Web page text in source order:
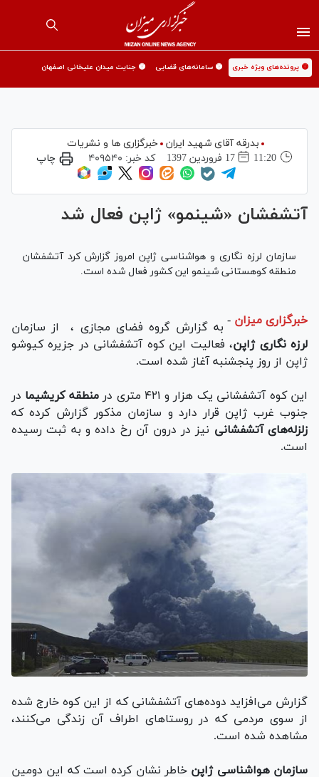
🟡 پرونده‌های ویژه خبری 🟡 سامانه‌های قضایی 🟡 جنایت میدان علیخانی اصفهان
بدرقه آقای شهید ایران
خبرگزاری ها و نشریات
11:20
17 فروردين 1397 کد خبر: ۴۰۹۵۴۰ چاپ
آتشفشان «شینمو» ژاپن فعال شد
سازمان لرزه نگاری و هواشناسی ژاپن امروز گزارش کرد آتشفشان
منطقه کوهستانی شینمو این کشور فعال شده است.
خبرگزاری میزان - به گزارش گروه فضای مجازی ، از سازمان
لرزه نگاری ژاپن، فعالیت این کوه آتشفشانی در جزیره کیوشو
ژاپن از روز پنجشنبه آغاز شده است.
این کوه آتشفشانی یک هزار و ۴۲۱ متری در منطقه کریشیما در
جنوب غرب ژاپن قرار دارد و سازمان مذکور گزارش کرده که
زلزله‌های آتشفشانی نیز در درون آن رخ داده و به ثبت رسیده
است.
گزارش می‌افزاید دوده‌های آتشفشانی که از این کوه خارج شده
از سوی مردمی که در روستا‌های اطراف آن زندگی می‌کنند،
مشاهده شده است.
سازمان هواشناسی ژاپن خاطر نشان کرده است که این دومین